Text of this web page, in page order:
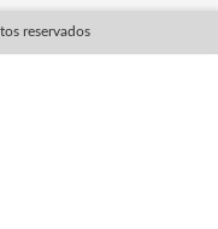
reservados